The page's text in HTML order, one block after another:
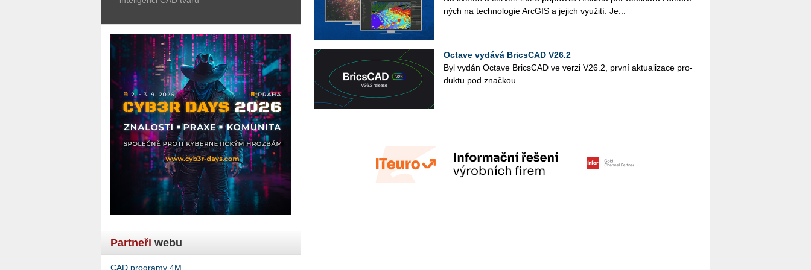
Partneři webu
CAD programy 4M
ných na tech­no­lo­gie Ar­c­GIS a je­jich vy­u­ži­tí. Je...
Octave vydává BricsCAD V26.2
Byl vydán Octa­ve Brics­CAD ve verzi V26.2, první ak­tu­a­li­za­ce pro­
duk­tu pod znač­kou